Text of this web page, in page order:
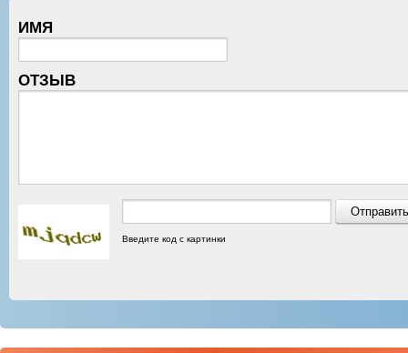
ИМЯ
ОТЗЫВ
Введите код с картинки